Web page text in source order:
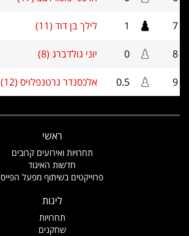
7
1 לילך בן דוד (11)
8
0 יוני גולדברג (8)
9
0.5 אלכסנדר גרטנפלויס (12)
ראשי
תחרויות ואירועים קרובים
חדשות האיגוד
פרוייקטים בשיתוף מפעל הפייס
ליגות
תחרויות
שחקנים